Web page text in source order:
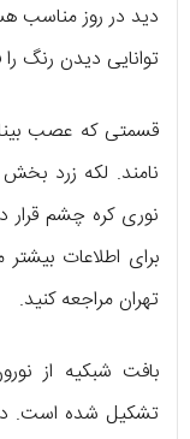
دید در روز مناسب
توانایی دیدن رنگ
قسمتی که عصب
نامند. لکه زرد
نوری کره چشم
برای اطلاعات
تهران مراجعه کنید.
بافت شبکیه از